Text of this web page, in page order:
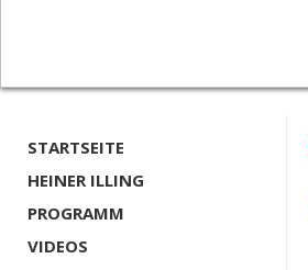
STARTSEITE
HEINER ILLING
PROGRAMM
VIDEOS